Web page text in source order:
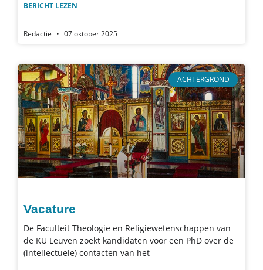
BERICHT LEZEN
Redactie 07 oktober 2025
ACHTERGROND
Vacature
De Faculteit Theologie en Religiewetenschappen van
de KU Leuven zoekt kandidaten voor een PhD over de
(intellectuele) contacten van het